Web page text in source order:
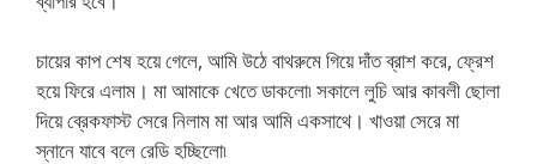
চায়ের কাপ শেষ হয়ে গেলে, আমি উঠে বাথরুমে গিয়ে দাঁত ব্রাশ করে, ফ্রেশ
হয়ে ফিরে এলাম। মা আমাকে খেতে ডাকলো৷ সকালে লুচি আর কাবলী ছোলা
দিয়ে ব্রেকফাস্ট সেরে নিলাম মা আর আমি একসাথে। খাওয়া সেরে মা
স্নানে যাবে বলে রেডি হচ্ছিলো৷